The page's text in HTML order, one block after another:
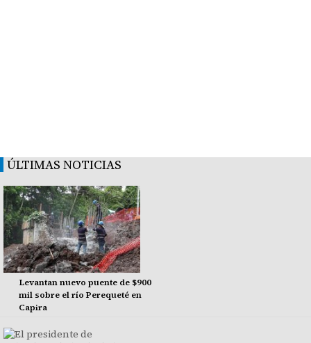
ÚLTIMAS NOTICIAS
Levantan nuevo puente de $900
mil sobre el río Perequeté en
Capira